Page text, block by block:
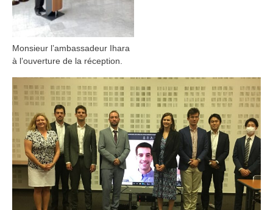
Monsieur l’ambassadeur Ihara
à l’ouverture de la réception.